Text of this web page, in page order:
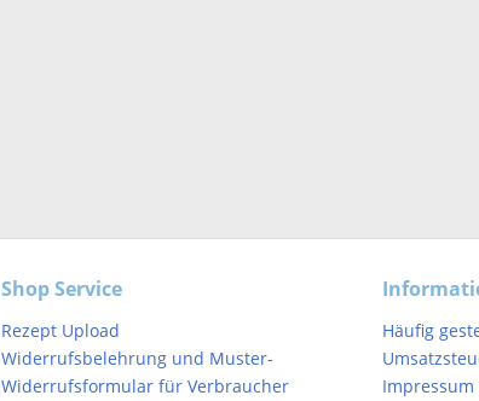
Shop Service
Rezept Upload
Widerrufsbelehrung und Muster-
Widerrufsformular für Verbraucher
Häufig
Impressum